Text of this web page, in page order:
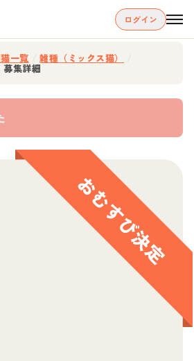
ログイン
一覧 雑種（ミックス猫）
募集詳細